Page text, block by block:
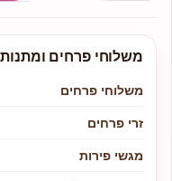
משלוחי פרחים ומתנות
משלוחי פרחים
זרי פרחים
מגשי פירות